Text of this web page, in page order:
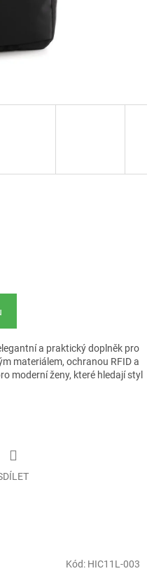
a praktický doplněk pro
materiálem, ochranou RFID a
moderní ženy, které hledají styl
Kód: HIC11L-003